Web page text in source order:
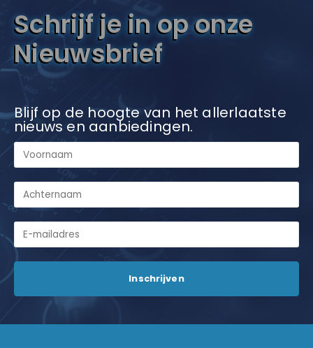
Schrijf je in op onze
Nieuwsbrief
Blijf op de hoogte van het allerlaatste
nieuws en aanbiedingen.